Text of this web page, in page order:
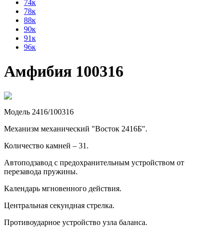
74к
78к
88к
90к
91к
96к
Амфибия 100316
Модель 2416/100316
Механизм механический "Восток 2416Б".
Количество камней – 31.
Автоподзавод с предохранительным устройством от
перезавода пружины.
Календарь мгновенного действия.
Центральная секундная стрелка.
Противоударное устройство узла баланса.